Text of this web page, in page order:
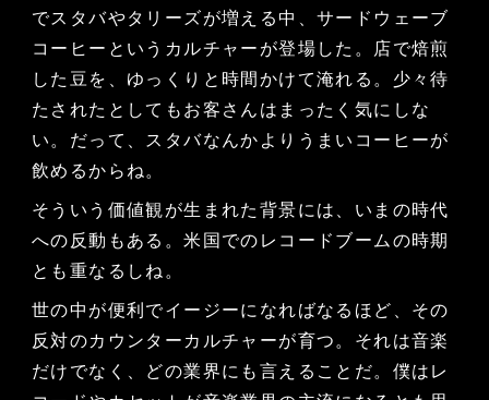
でスタバやタリーズが増える中、サードウェーブ
コーヒーというカルチャーが登場した。店で焙煎
した豆を、ゆっくりと時間かけて淹れる。少々待
たされたとしてもお客さんはまったく気にしな
い。だって、スタバなんかよりうまいコーヒーが
飲めるからね。
そういう価値観が生まれた背景には、いまの時代
への反動もある。米国でのレコードブームの時期
とも重なるしね。
世の中が便利でイージーになればなるほど、その
反対のカウンターカルチャーが育つ。それは音楽
だけでなく、どの業界にも言えることだ。僕はレ